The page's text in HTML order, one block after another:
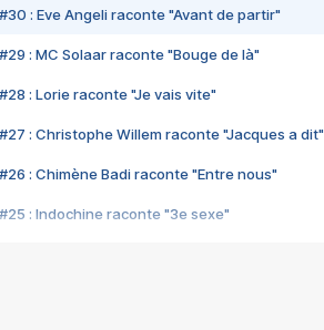
#30 : Eve Angeli raconte "Avant de partir"
#29 : MC Solaar raconte "Bouge de là"
#28 : Lorie raconte "Je vais vite"
#27 : Christophe Willem raconte "Jacques a dit"
#26 : Chimène Badi raconte "Entre nous"
#25 : Indochine raconte "3e sexe"